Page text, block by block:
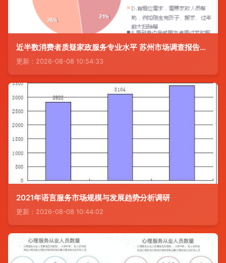
近半数消费者质疑家政服务专业水平 苏州市场调查报告揭示行业痛点
更新：2026-08-08 10:54:33
2021年语言服务市场规模与发展趋势分析调研
更新：2026-08-08 10:44:02